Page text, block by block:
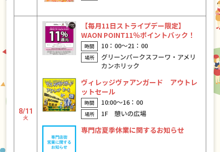
8/11
火
【毎月11日ストライプデー限定】
WAON POINT11％ポイントバック！
10：00〜21：00
グリーンパークスフーワ・アメリ
カンホリック
ヴィレッジヴァアンガード アウトレ
ットセール
10:00〜16：00
1F 憩いの広場
専門店夏季休業に関するお知らせ